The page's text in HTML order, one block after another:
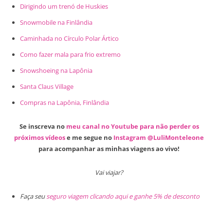
Dirigindo um trenó de Huskies
Snowmobile na Finlândia
Caminhada no Círculo Polar Ártico
Como fazer mala para frio extremo
Snowshoeing na Lapônia
Santa Claus Village
Compras na Lapônia, Finlândia
Se inscreva no meu canal no Youtube para não perder os
próximos vídeose me segue no Instagram @LuliMonteleone
para acompanhar as minhas viagens ao vivo!
Vai viajar?
Faça seu seguro viagem clicando aqui e ganhe 5% de desconto